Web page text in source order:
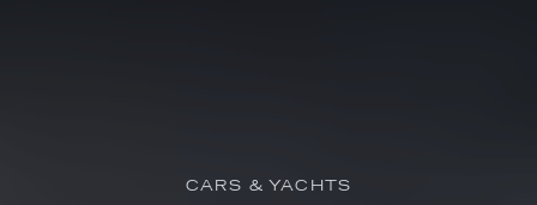
CARS & YACHTS